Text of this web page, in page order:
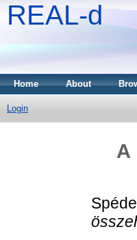
REAL-d
Home About
Login
A